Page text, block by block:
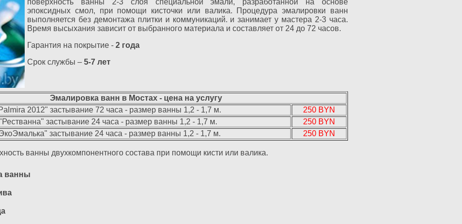
эпоксидных смол, при помощи кисточки или валика. Процедура эмалировки ванн
выполняется без демонтажа плитки и коммуникаций. и занимает у мастера 2-3 часа.
Время высыхания зависит от выбранного материала и составляет от 24 до 72 часов.
Гарантия на покрытие - 2 года
Срок службы – 5-7 лет
Эмалировка ванн в Мостах - цена на услугу
2012" застывание 72 часа - размер ванны 1,2 - 1,7 м.
250 BYN
застывание 24 часа - размер ванны 1,2 - 1,7 м.
250 BYN
застывание 24 часа - размер ванны 1,2 - 1,7 м.
250 BYN
ванны двухкомпонентного состава при помощи кисти или валика.
ванны